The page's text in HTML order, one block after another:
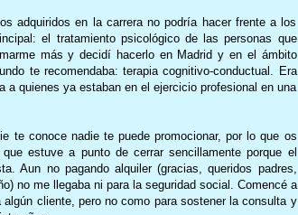
adquiridos en la carrera no podría hacer frente a los
el tratamiento psicológico de las personas que
más y decidí hacerlo en Madrid y en el ámbito
te recomendaba: terapia cognitivo-conductual. Era
quienes ya estaban en el ejercicio profesional en una
te conoce nadie te puede promocionar, por lo que os
estuve a punto de cerrar sencillamente porque el
Aun no pagando alquiler (gracias, queridos padres,
no me llegaba ni para la seguridad social. Comencé a
cliente, pero no como para sostener la consulta y